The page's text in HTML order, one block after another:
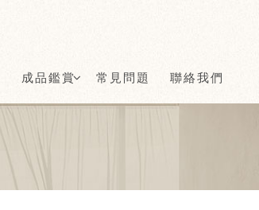
成品鑑賞 常見問題 聯絡我們